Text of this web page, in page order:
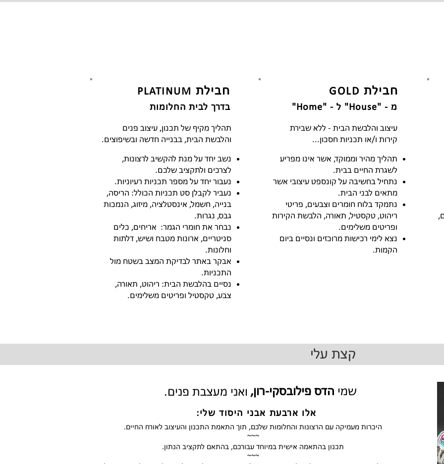
חבילת PLATINUM
בדרך לבית החלומות
תהליך מקיף של תכנון, עיצוב פנים
והלבשת הבית, בבנייה חדשה ובשיפוצים.
נשב יחד על מנת להקשיב לרצונות,
לצרכים ולתקציב שלכם.
נעבור יחד על מספר תכניות רעיוניות.
נעביר לקבלן סט תכניות הכולל: הריסה,
בנייה, חשמל, אינסטלציה, מיזוג, הנמכות
גבס, נגרות.
נבחר את חומרי הגמר: אריחים, כלים
סניטריים, ארונות מטבח ושיש, דלתות
וחלונות.
אבקר באתר לבדיקת המצב בשטח מול
התכניות.
נסיים בהלבשת הבית: ריהוט, תאורה,
צבע, טקסטיל ופריטים משלימים.
חבילת GOLD
מ - "House" ל - "Home"
עיצוב והלבשת הבית - ללא שבירת
קירות ו/או תכניות חסכון...
תהליך מהיר וממוקד, אשר אינו מפריע
לשגרת החיים בבית.
נתחיל בחשיבה על קונספט עיצובי אשר
מתאים לבני הבית.
נתמקד בלוח חומרים וצבעים, פריטי
ריהוט, טקסטיל, תאורה, הלבשת הקירות
ופריטים משלימים.
נצא לימי רכישות מרוכזים ונסיים ביום
הקמות.
קצת עלי
ואני מעצבת פנים. שמי הדס פילובסקי-רון,
אלו ארבעת אבני היסוד שלי:
היכרות מעמיקה עם הרצונות והחלומות שלכם, תוך התאמת התכנון והעיצוב לאורח החיים.
~~~
תכנון בהתאמה אישית במיוחד עבורכם, בהתאם לתקציב הנתון.
~~~